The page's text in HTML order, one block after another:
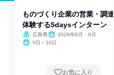
ものづくり企業の営業・調
体験する5daysインターン
広島県
2026年8月・9月
5日～10日
お気に入り